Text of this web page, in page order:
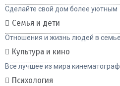
Сделайте свой дом более уютным
Семья и дети
Отношения и жизнь людей в семье
Культура и кино
Все лучшее из мира
Психология